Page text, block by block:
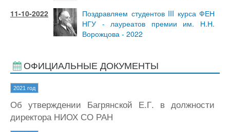
11-10-2022
Поздравляем студентов III курса ФЕН
НГУ - лауреатов премии им. Н.Н.
Ворожцова - 2022
ОФИЦИАЛЬНЫЕ ДОКУМЕНТЫ
2021 год
Об утверждении Багрянской Е.Г. в должности
директора НИОХ СО РАН